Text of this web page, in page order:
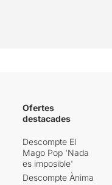
Ofertes
destacades
Descompte El
Mago Pop 'Nada
es imposible'
Descompte Ànima